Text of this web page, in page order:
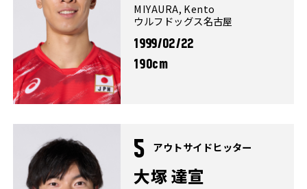
MIYAURA, Kento
ウルフドッグス名古屋
1999/02/22
190cm
5 アウトサイドヒッター
大塚 達宣